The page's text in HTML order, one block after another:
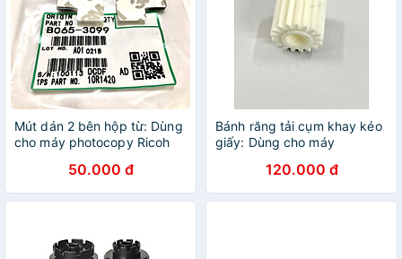
Mút dán 2 bên hộp từ: Dùng
cho máy photocopy Ricoh
6500/ 7500/ 8000/ 6001/
8001/9001/ 6002/
6502/9002/ 6503/7503 (
50.000 đ
Bánh răng tải cụm khay kéo
giấy: Dùng cho máy
8001 ( HA - Hàng nhập khẩu
)
120.000 đ